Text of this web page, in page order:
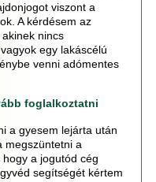
viszont a
A kérdésem az
nincs
egy lakáscélú
venni adómentes
foglalkoztatni
a gyesem lejárta után
megszüntetni a
a jogutód cég
segítségét kértem